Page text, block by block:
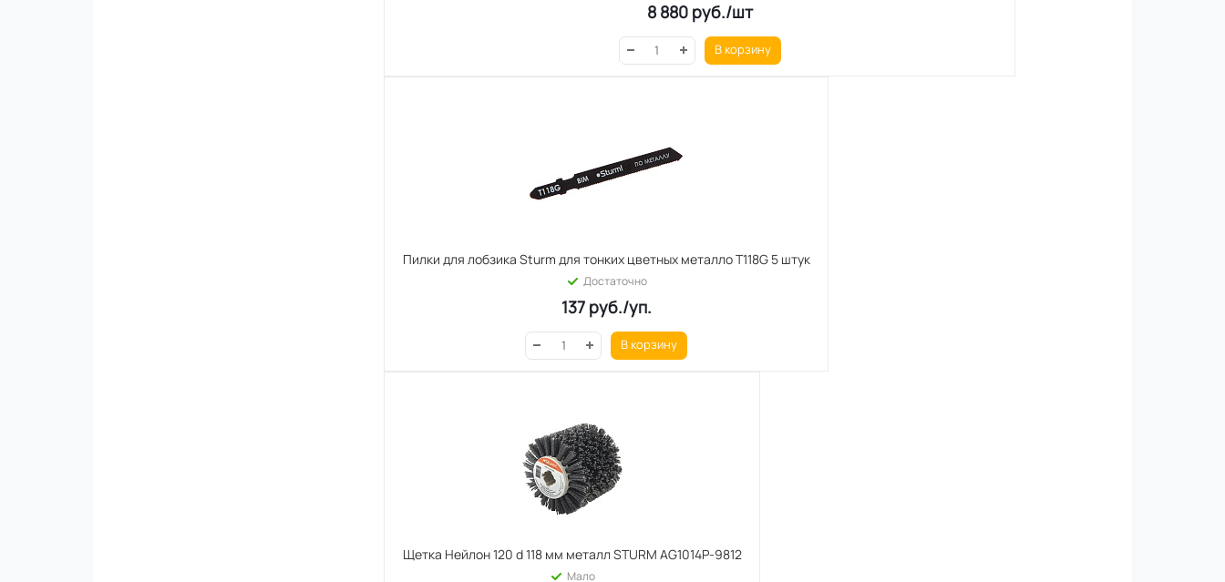
8 880руб./шт
В корзину
Пилки для лобзика Sturm для тонких цветных металло T118G 5 штук
Достаточно
137руб./уп.
В корзину
Щетка Нейлон 120 d 118 мм металл STURM AG1014P-9812
Мало